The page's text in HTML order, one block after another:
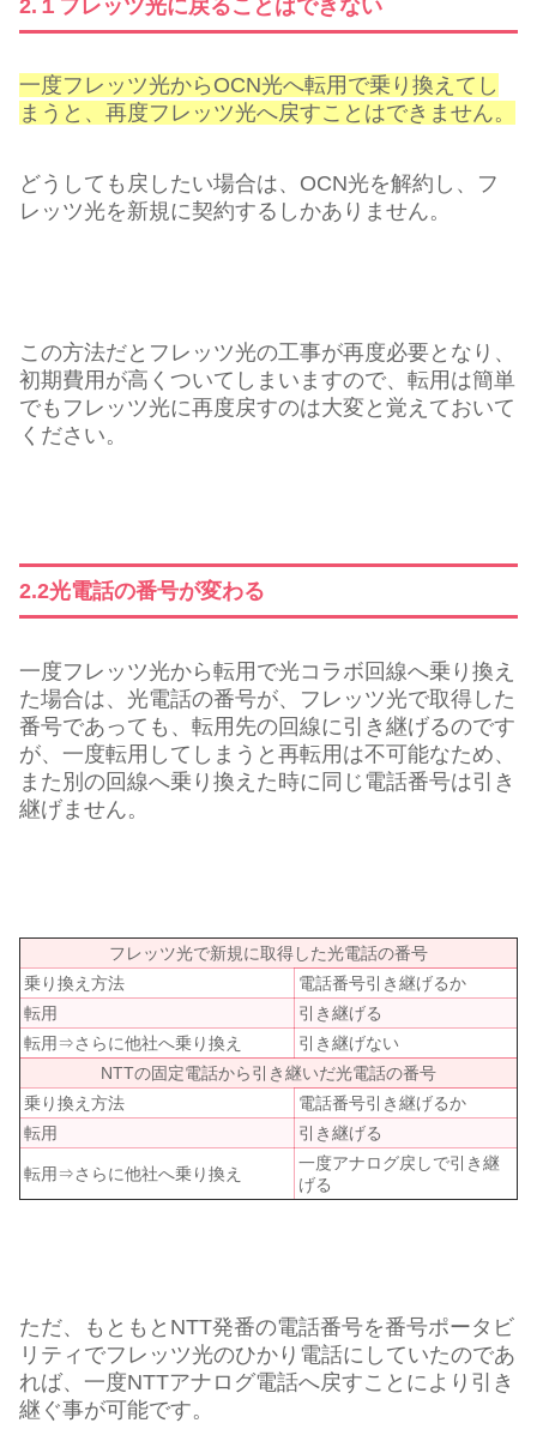
2.１フレッツ光に戻ることはできない
一度フレッツ光からOCN光へ転用で乗り換えてし
まうと、再度フレッツ光へ戻すことはできません。
どうしても戻したい場合は、OCN光を解約し、フ
レッツ光を新規に契約するしかありません。
この方法だとフレッツ光の工事が再度必要となり、
初期費用が高くついてしまいますので、転用は簡単
でもフレッツ光に再度戻すのは大変と覚えておいて
ください。
2.2光電話の番号が変わる
一度フレッツ光から転用で光コラボ回線へ乗り換え
た場合は、光電話の番号が、フレッツ光で取得した
番号であっても、転用先の回線に引き継げるのです
が、一度転用してしまうと再転用は不可能なため、
また別の回線へ乗り換えた時に同じ電話番号は引き
継げません。
フレッツ光で新規に取得した光電話の番号
乗り換え方法
電話番号引き継げるか
転用
引き継げる
転用⇒さらに他社へ乗り換え
引き継げない
NTTの固定電話から引き継いだ光電話の番号
乗り換え方法
電話番号引き継げるか
転用
引き継げる
転用⇒さらに他社へ乗り換え
一度アナログ戻しで引き継
げる
ただ、もともとNTT発番の電話番号を番号ポータビ
リティでフレッツ光のひかり電話にしていたのであ
れば、一度NTTアナログ電話へ戻すことにより引き
継ぐ事が可能です。